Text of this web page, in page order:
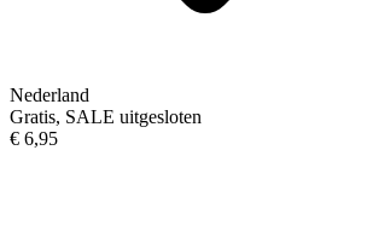
Nederland
Gratis, SALE uitgesloten
€ 6,95